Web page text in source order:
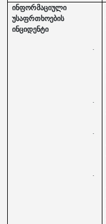
ინფორმაციული
უსაფრთხოების
ინციდენტი
·
·
·
·